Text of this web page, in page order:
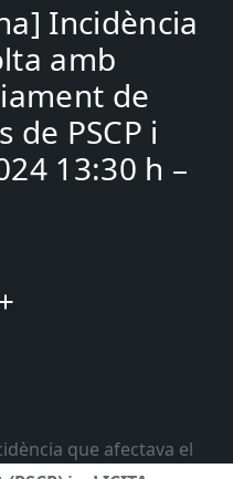
Incidència
amb
de
de PSCP i
13:30 h –
que afectava el